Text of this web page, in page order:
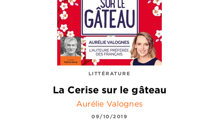
LITTÉRATURE
La Cerise sur le gâteau
Aurélie Valognes
09/10/2019